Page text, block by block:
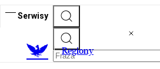
Serwisy
Regiony